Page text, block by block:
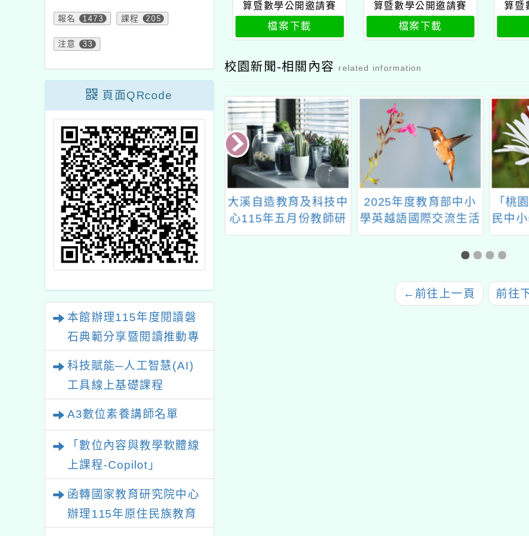
報名 1473 課程 205
注意 33
頁面QRcode
本館辦理115年度閱讀磐
石典範分享暨閱讀推動專
業研習
科技賦能─人工智慧(AI)
工具線上基礎課程
A3數位素養講師名單
「數位內容與教學軟體線
上課程-Copilot」
函轉國家教育研究院中心
辦理115年原住民族教育
算暨數學公開邀請賽
公文
檔案下載
算暨數學公開邀請賽
計畫&報名表
檔案下載
算暨
校園新聞-相關內容 related information
2024）年海
語服務營學校
中原大學辦理之「桃園
市115年度兒童課後照
顧服務人員180小時專
業訓練課程」
大溪自造教育及科技中
心115年五月份教師研
習計畫
2025年度教育部中小
學英越語國際交流生活
營
「桃
民中
推動
（閩南
← 前往上一頁 前往